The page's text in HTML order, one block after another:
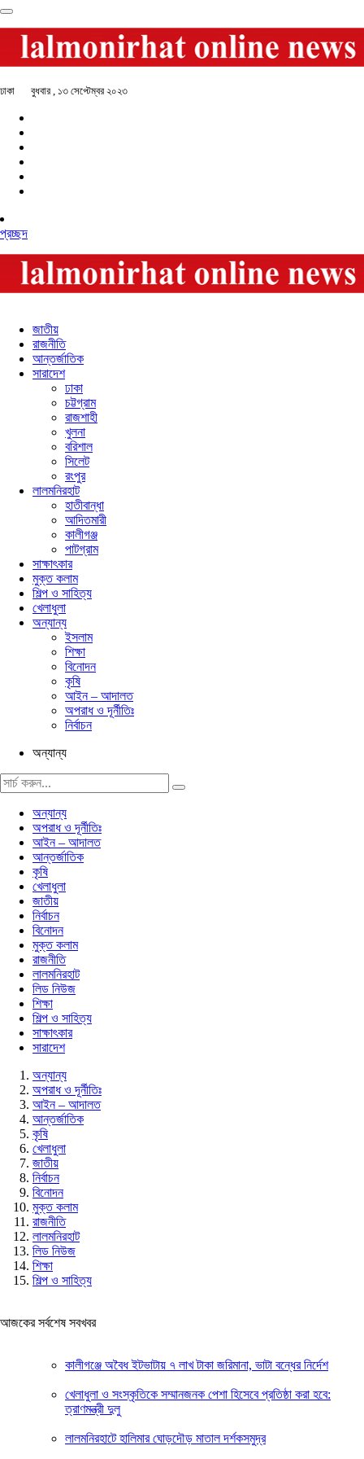
ঢাকা বুধবার , ১৩ সেপ্টেম্বর ২০২৩
প্রচ্ছদ
জাতীয়
রাজনীতি
আন্তর্জাতিক
সারাদেশ
ঢাকা
চট্টগ্রাম
রাজশাহী
খুলনা
বরিশাল
সিলেট
রংপুর
লালমনিরহাট
হাতীবান্ধা
আদিতমারী
কালীগঞ্জ
পাটগ্রাম
সাক্ষাৎকার
মুক্ত কলাম
শিল্প ও সাহিত্য
খেলাধুলা
অন্যান্য
ইসলাম
শিক্ষা
বিনোদন
কৃষি
আইন – আদালত
অপরাধ ও দূর্নীতিঃ
নির্বাচন
অন্যান্য
অন্যান্য
অপরাধ ও দূর্নীতিঃ
আইন – আদালত
আন্তর্জাতিক
কৃষি
খেলাধুলা
জাতীয়
নির্বাচন
বিনোদন
মুক্ত কলাম
রাজনীতি
লালমনিরহাট
লিড নিউজ
শিক্ষা
শিল্প ও সাহিত্য
সাক্ষাৎকার
সারাদেশ
অন্যান্য
অপরাধ ও দূর্নীতিঃ
আইন – আদালত
আন্তর্জাতিক
কৃষি
খেলাধুলা
জাতীয়
নির্বাচন
বিনোদন
মুক্ত কলাম
রাজনীতি
লালমনিরহাট
লিড নিউজ
শিক্ষা
শিল্প ও সাহিত্য
আজকের সর্বশেষ সবখবর
কালীগঞ্জে অবৈধ ইটভাটায় ৭ লাখ টাকা জরিমানা, ভাটা বন্ধের নির্দেশ
খেলাধুলা ও সংস্কৃতিকে সম্মানজনক পেশা হিসেবে প্রতিষ্ঠা করা হবে:
ত্রাণমন্ত্রী দুলু
লালমনিরহাটে হালিমার ঘোড়দৌড় মাতাল দর্শকসমুদ্র